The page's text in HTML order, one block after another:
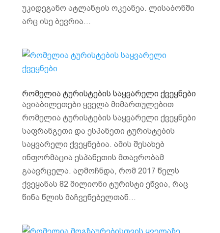
უკიდეგანო ატლანტის ოკეანეა. ლისაბონში
არც ისე ბევრია...
რომელია ტურისტების საყვარელი ქვეყნები
ავიაბილეთები ყველა მიმართულებით
რომელია ტურისტების საყვარელი ქვეყნები
საფრანგეთი და ესპანეთი ტურისტების
საყვარელი ქვეყნებია. ამის შესახებ
ინფორმაცია ესპანეთის მთავრობამ
გაავრცელა. აღმოჩნდა, რომ 2017 წელს
ქვეყანას 82 მილიონი ტურისტი ეწვია, რაც
წინა წლის მაჩვენებელთან...